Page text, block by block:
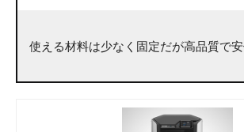
使える材料は少なく固定だが高品質で